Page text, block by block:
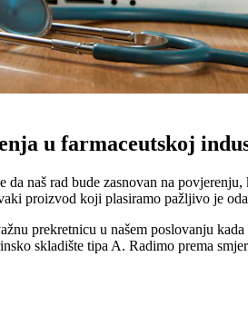
u farmaceutskoj
da naš rad bude zasnovan na
proizvod koji plasiramo pažljivo je
prekretnicu u našem poslovanju
skladište tipa A. Radimo prema